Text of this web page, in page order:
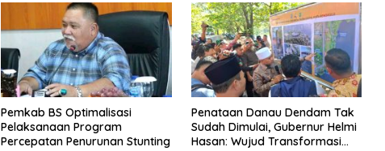
Pemkab BS Optimalisasi
Pelaksanaan Program
Percepatan Penurunan Stunting
Penataan Danau Dendam Tak
Sudah Dimulai, Gubernur Helmi
Hasan: Wujud Transformasi